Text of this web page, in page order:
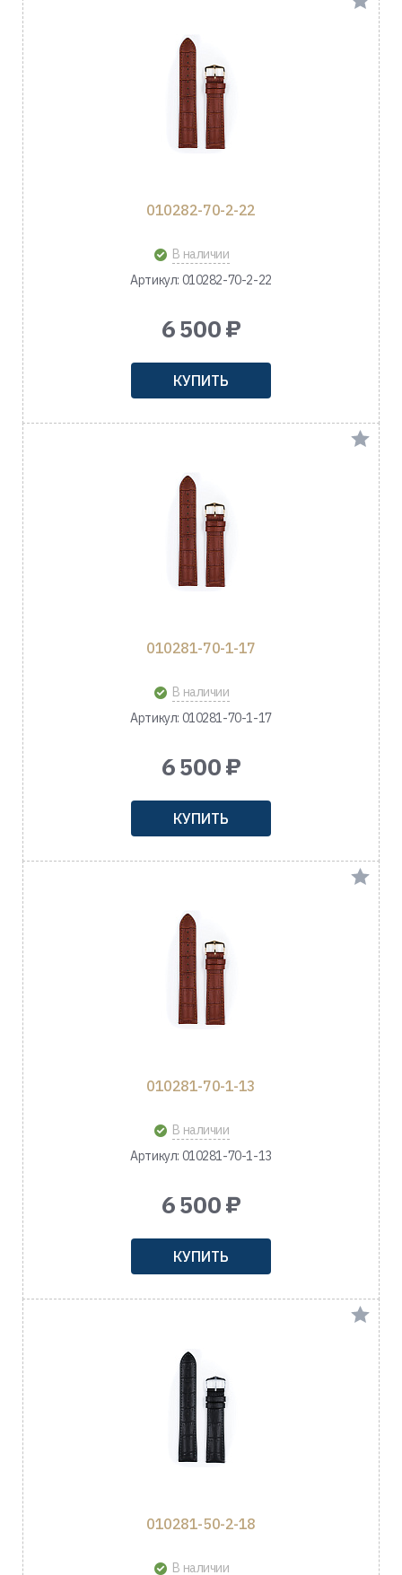
010282-70-2-22
В наличии
Артикул: 010282-70-2-22
6 500 ₽
КУПИТЬ
010281-70-1-17
В наличии
Артикул: 010281-70-1-17
6 500 ₽
КУПИТЬ
010281-70-1-13
В наличии
Артикул: 010281-70-1-13
6 500 ₽
КУПИТЬ
010281-50-2-18
В наличии